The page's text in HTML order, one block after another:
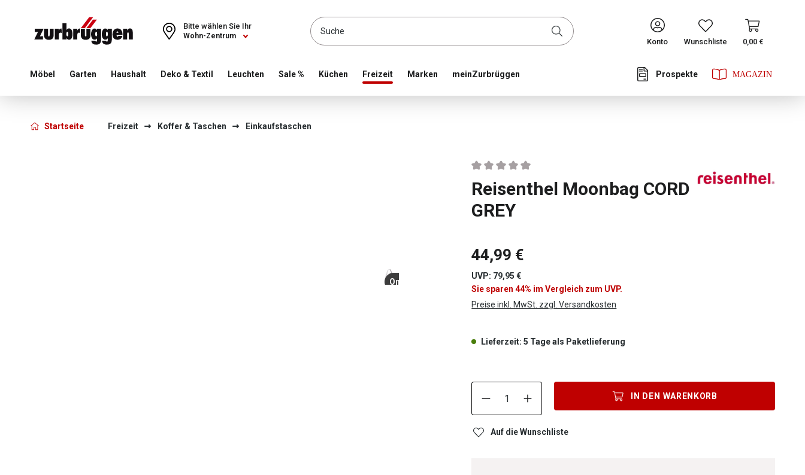
Choose a different country or region to see content for your location and shop online CONTINUE
Wohn-Zentrum
Bitte wählen Sie Ihr
Konto
Wunschliste 0,00 €
Möbel Garten Haushalt Deko & Textil Leuchten Sale % Küchen Freizeit Prospekte
Marken meinZurbrüggen
Startseite Freizeit Koffer & Taschen Einkaufstaschen
Online Only
Durchschnittliche Bewertung von 0 von 5 Sternen
Reisenthel Moonbag CORD
GREY
44,99 €
UVP: 79,95 €
Sie sparen 44% im Vergleich zum UVP.
Preise inkl. MwSt. zzgl. Versandkosten
Lieferzeit: 5 Tage als Paketlieferung
Produkt Anzahl: Gib den gewünschten Wert ein oder benutze die
IN DEN WARENKORB
Auf die Wunschliste